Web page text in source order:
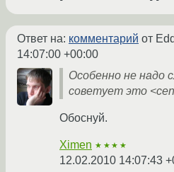
Ответ на: комментарий от
14:07:00 +00:00
Особенно не надо
советует это
Обоснуй.
Ximen ★★★★
12.02.2010 14:07:43